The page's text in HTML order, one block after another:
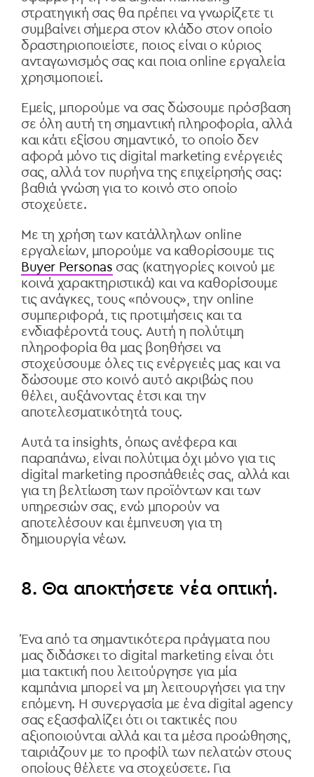
στρατηγική σας θα πρέπει να γνωρίζετε τι
συμβαίνει σήμερα στον κλάδο στον οποίο
δραστηριοποιείστε, ποιος είναι ο κύριος
ανταγωνισμός σας και ποια online εργαλεία
χρησιμοποιεί.
Εμείς, μπορούμε να σας δώσουμε πρόσβαση
σε όλη αυτή τη σημαντική πληροφορία, αλλά
και κάτι εξίσου σημαντικό, το οποίο δεν
αφορά μόνο τις digital marketing ενέργειές
σας, αλλά τον πυρήνα της επιχείρησής σας:
βαθιά γνώση για το κοινό στο οποίο
στοχεύετε.
Με τη χρήση των κατάλληλων online
εργαλείων, μπορούμε να καθορίσουμε τις
Buyer Personas σας (κατηγορίες κοινού με
κοινά χαρακτηριστικά) και να καθορίσουμε
τις ανάγκες, τους «πόνους», την online
συμπεριφορά, τις προτιμήσεις και τα
ενδιαφέροντά τους. Αυτή η πολύτιμη
πληροφορία θα μας βοηθήσει να
στοχεύσουμε όλες τις ενέργειές μας και να
δώσουμε στο κοινό αυτό ακριβώς που
θέλει, αυξάνοντας έτσι και την
αποτελεσματικότητά τους.
Αυτά τα insights, όπως ανέφερα και
παραπάνω, είναι πολύτιμα όχι μόνο για τις
digital marketing προσπάθειές σας, αλλά και
για τη βελτίωση των προϊόντων και των
υπηρεσιών σας, ενώ μπορούν να
αποτελέσουν και έμπνευση για τη
δημιουργία νέων.
8. Θα αποκτήσετε νέα οπτική.
Ένα από τα σημαντικότερα πράγματα που
μας διδάσκει το digital marketing είναι ότι
μια τακτική που λειτούργησε για μία
καμπάνια μπορεί να μη λειτουργήσει για την
επόμενη. Η συνεργασία με ένα digital agency
σας εξασφαλίζει ότι οι τακτικές που
αξιοποιούνται αλλά και τα μέσα προώθησης,
ταιριάζουν με το προφίλ των πελατών στους
οποίους θέλετε να στοχεύσετε. Για